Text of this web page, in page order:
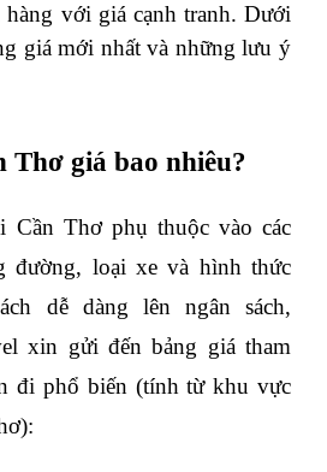
hàng với giá cạnh tranh. Dưới
giá mới nhất và những lưu ý
Thơ giá bao nhiêu?
Cần Thơ phụ thuộc vào các
đường, loại xe và hình thức
dễ dàng lên ngân sách,
xin gửi đến bảng giá tham
đi phổ biến (tính từ khu vực